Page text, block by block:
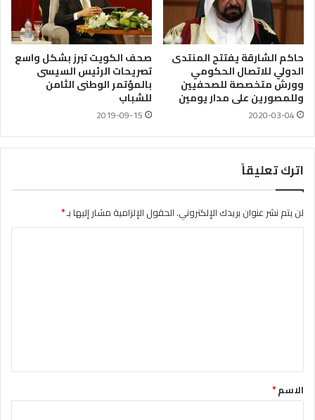
حاكم الشارقة يفتتح المنتدى
الدولي للاتصال الحكومي
وورش متخصصة للصحفيين
وللمصورين على مدار يومين
2020-03-04
صحف الكويت تبرز بشكل واسع
تصريحات الرئيس السيسى
بالمؤتمر الوطنى الثامن
للشباب
2019-09-15
اترك تعليقاً
لن يتم نشر عنوان بريدك الإلكتروني.الحقول الإلزامية مشار إليها بـ*
*الاسم*